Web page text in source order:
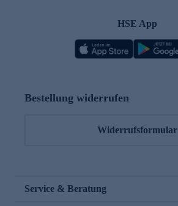
HSE App
Bestellung widerrufen
Widerrufsformular
Service & Beratung